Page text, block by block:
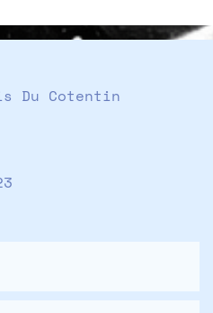
Du Cotentin